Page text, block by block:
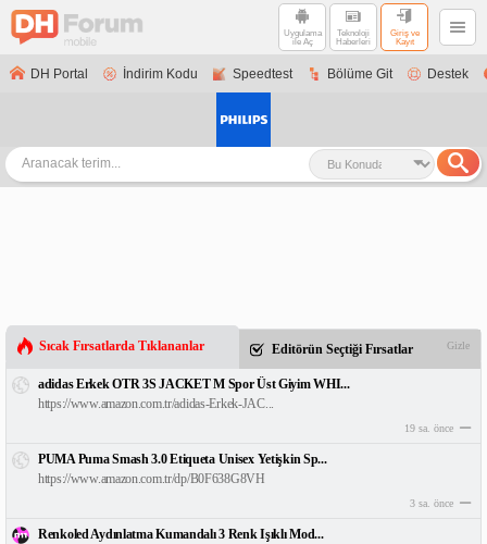
Uygulama
ile Aç
Teknoloji
Haberleri
Giriş ve
Kayıt
DH Portal İndirim Kodu Speedtest Bölüme Git Destek
Sıcak Fırsatlarda Tıklananlar Editörün Seçtiği Fırsatlar Gizle
adidas Erkek OTR 3S JACKET M Spor Üst Giyim WHI...
https://www.amazon.com.tr/adidas-Erkek-JAC...
19 sa. önce
PUMA Puma Smash 3.0 Etiqueta Unisex Yetişkin Sp...
https://www.amazon.com.tr/dp/B0F638G8VH
3 sa. önce
Renkoled Aydınlatma Kumandalı 3 Renk Işıklı Mod...